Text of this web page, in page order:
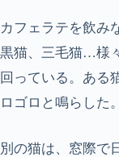
カフェラテを飲み
黒猫、三毛猫…様
回っている。ある
ロゴロと鳴らした
別の猫は、窓際で